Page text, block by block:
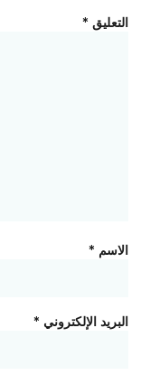
التعليق *
الاسم *
البريد الإلكتروني *